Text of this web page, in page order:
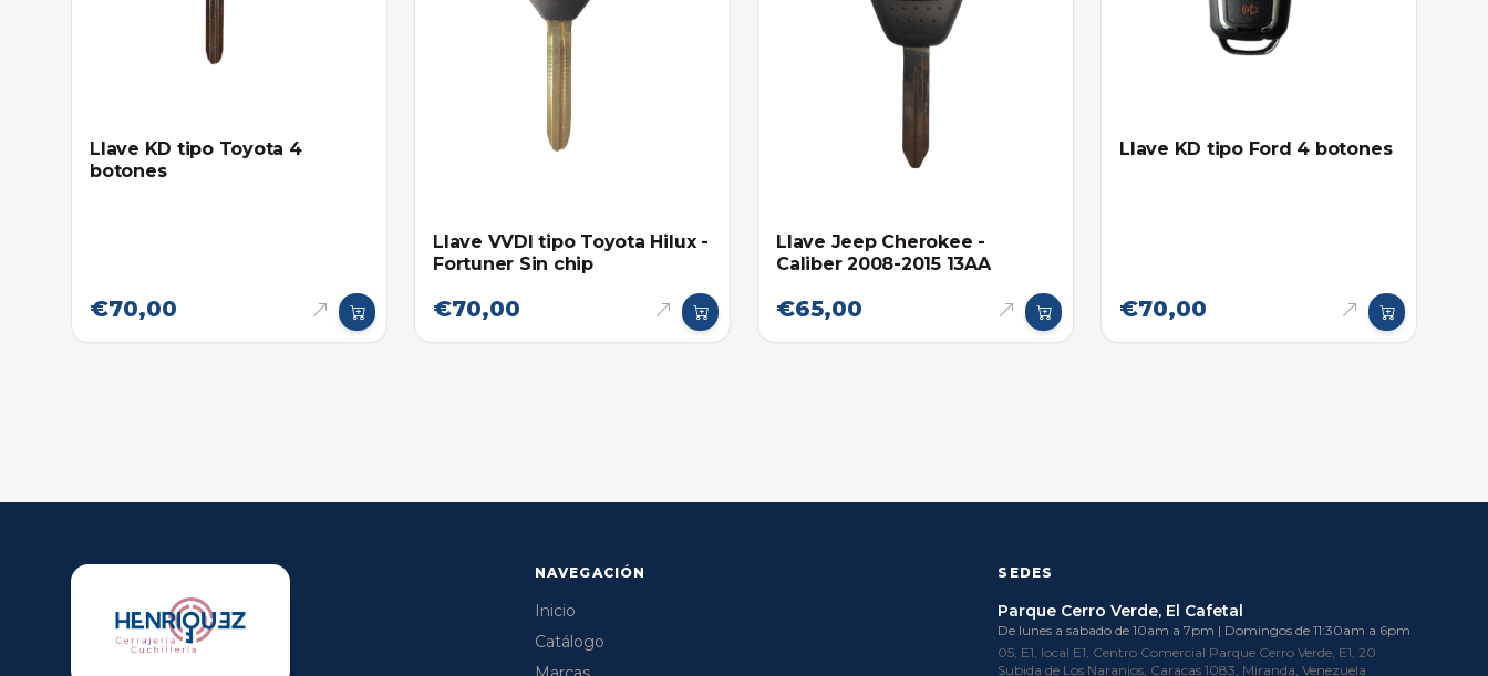
Llave KD tipo Toyota 4
botones
€70,00
Llave VVDI tipo Toyota Hilux -
Fortuner Sin chip
€70,00
Llave Jeep Cherokee -
Caliber 2008-2015 13AA
€65,00
Llave KD tipo Ford 4 botones
€70,00
NAVEGACIÓN
Inicio
Catálogo
SEDES
Parque Cerro Verde, El Cafetal
De lunes a sabado de 10am a 7pm | Domingos de 11:30am a 6pm
05, E1, local E1, Centro Comercial Parque Cerro Verde, E1, 20
Subida de Los Naranjos, Caracas 1083, Miranda, Venezuela